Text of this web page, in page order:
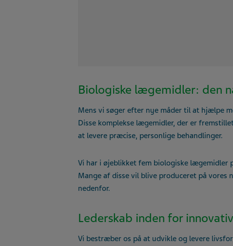
Biologiske lægemidler: den
Mens vi søger efter nye måder til at hjælpe
Disse komplekse lægemidler, der er
at levere præcise, personlige behandlinger.
Vi har i øjeblikket fem biologiske lægemidler
Mange af disse vil blive produceret på vores
nedenfor.
Lederskab inden for
Vi bestræber os på at udvikle og levere